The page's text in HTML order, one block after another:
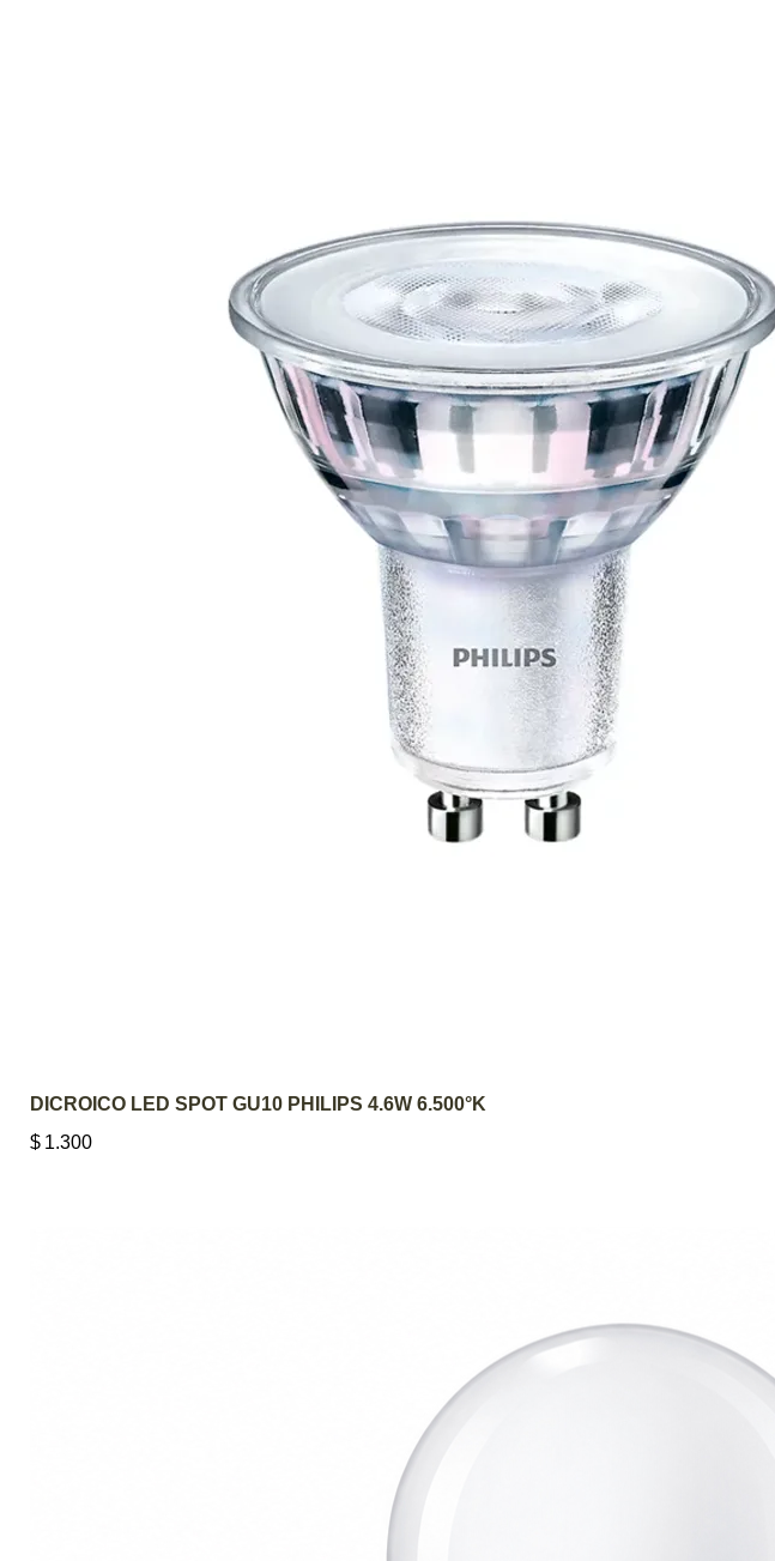
AGREGAR AL CARRITO
DICROICO LED SPOT GU10 PHILIPS 4.6W 6.500°K
$ 1.300